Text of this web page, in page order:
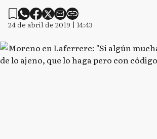
24 de abril de 2019 | 14:43